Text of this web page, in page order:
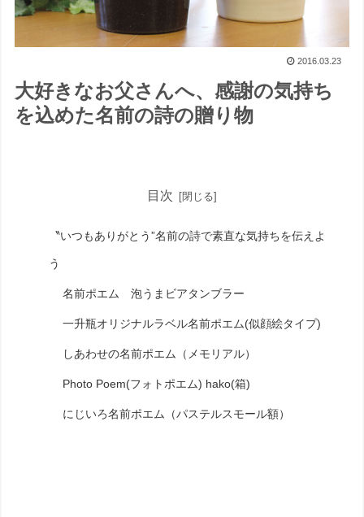
2016.03.23
大好きなお父さんへ、感謝の気持ち
を込めた名前の詩の贈り物
目次
〝いつもありがとう”名前の詩で素直な気持ちを伝えよ
う
名前ポエム 泡うまビアタンブラー
一升瓶オリジナルラベル名前ポエム(似顔絵タイプ)
しあわせの名前ポエム（メモリアル）
Photo Poem(フォトポエム) hako(箱)
にじいろ名前ポエム（パステルスモール額）